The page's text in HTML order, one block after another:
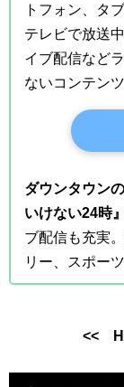
トフォン、タ
テレビで放送
イブ配信など
ないコンテン
ダウンタウン
いけない24時』
ブ配信も充実
リー、スポー
<<